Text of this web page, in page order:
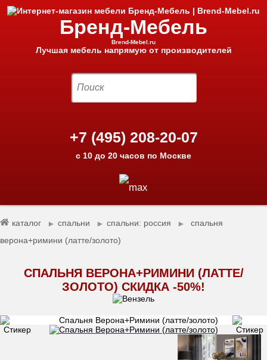
Бренд-Мебель
Brend-Mebel.ru
Лучшая мебель напрямую от производителей
+7 (495) 208-20-07
с 10 до 20 часов по Москве
каталог ► спальни ► спальни: россия ►
спальня
верона+римини (латте/золото)
СПАЛЬНЯ ВЕРОНА+РИМИНИ (ЛАТТЕ/
ЗОЛОТО) СКИДКА -50%!